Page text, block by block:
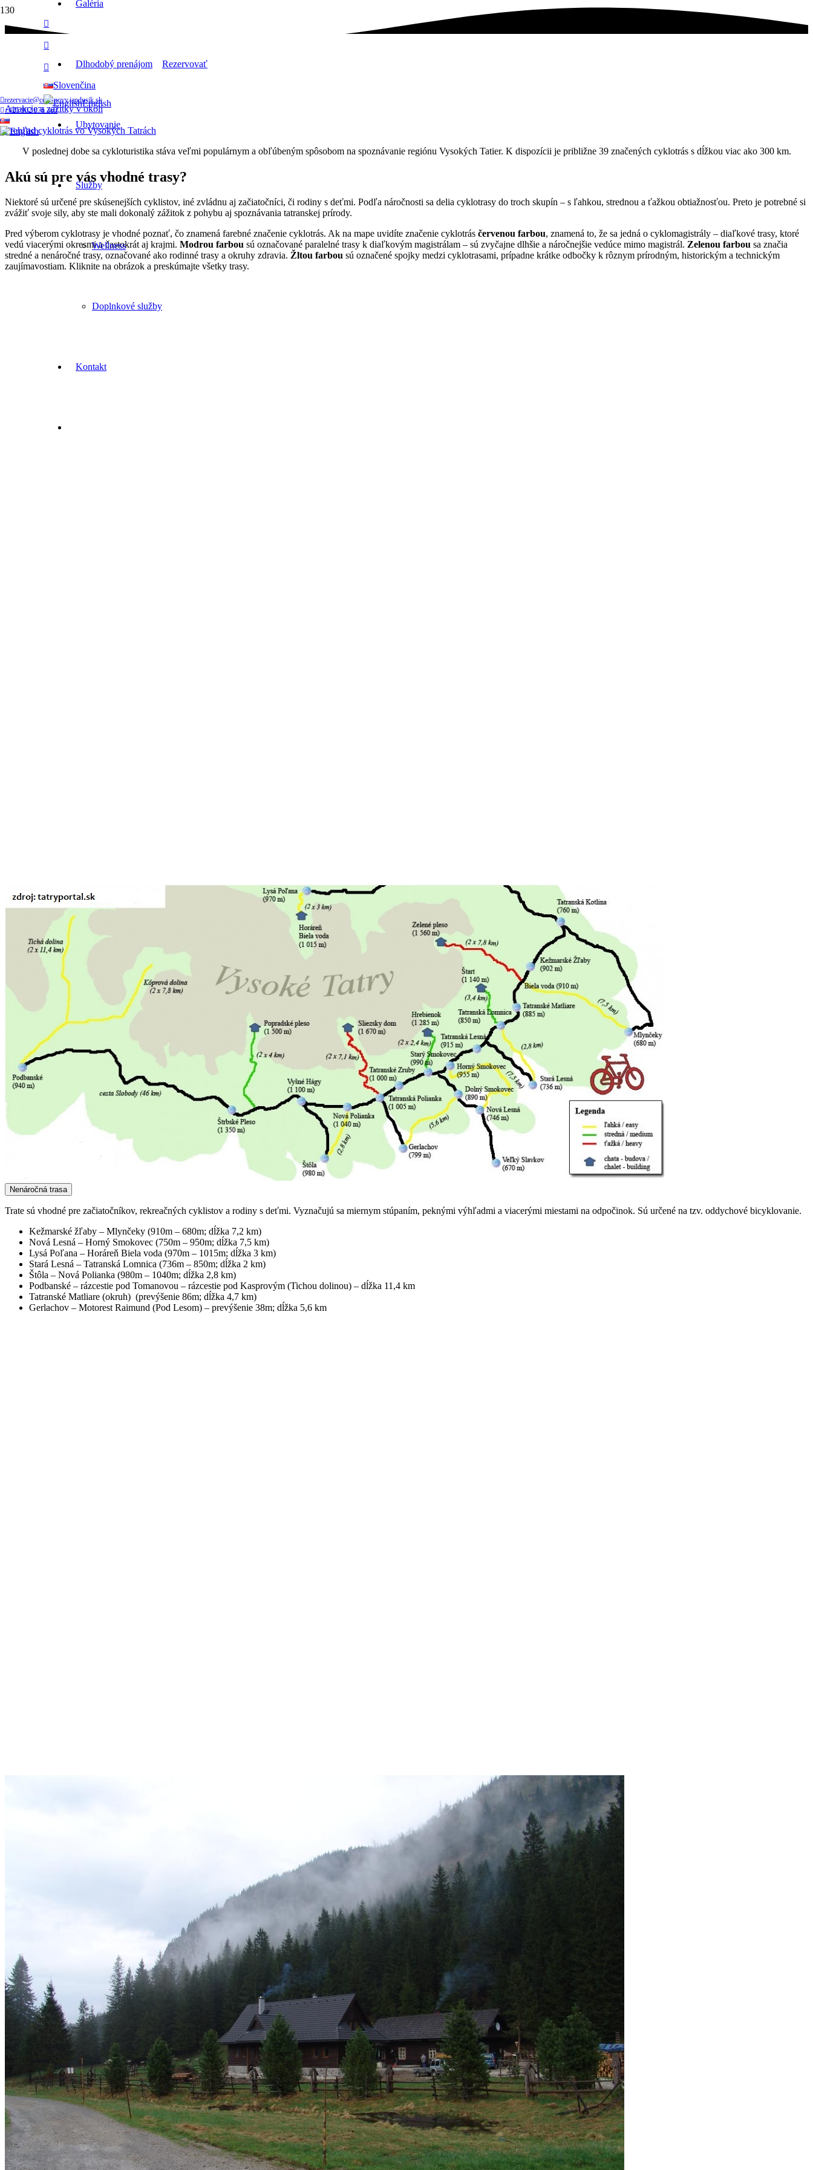
Slovenčina
English
Galéria
Dlhodobý prenájom
Ubytovanie
Služby
Wellness
Doplnkové služby
Kontakt
Rezervovať
rezervacie@ceresnovy.jandusik.sk
+421 902 976 363
Prehľad cyklotrás vo Vysokých Tatrách
Atrakcie a zážitky v okolí
Prehľad cyklotrás vo Vysokých Tatrách
V poslednej dobe sa cykloturistika stáva veľmi populárnym a obľúbeným spôsobom na spoznávanie regiónu Vysokých Tatier. K dispozícii je približne 39 značených cyklotrás s dĺžkou viac ako 300 km.
Akú sú pre vás vhodné trasy?
Niektoré sú určené pre skúsenejších cyklistov, iné zvládnu aj začiatočníci, či rodiny s deťmi. Podľa náročnosti sa delia cyklotrasy do troch skupín – s ľahkou, strednou a ťažkou obtiažnosťou. Preto je potrebné si
zvážiť svoje sily, aby ste mali dokonalý zážitok z pohybu aj spoznávania tatranskej prírody.
Pred výberom cyklotrasy je vhodné poznať, čo znamená farebné značenie cyklotrás. Ak na mape uvidíte značenie cyklotrás červenou farbou, znamená to, že sa jedná o cyklomagistrály – diaľkové trasy, ktoré
vedú viacerými okresmi a častokrát aj krajmi. Modrou farbou sú označované paralelné trasy k diaľkovým magistrálam – sú zvyčajne dlhšie a náročnejšie vedúce mimo magistrál. Zelenou farbou sa značia
stredné a nenáročné trasy, označované ako rodinné trasy a okruhy zdravia. Žltou farbou sú označené spojky medzi cyklotrasami, prípadne krátke odbočky k rôznym prírodným, historickým a technickým
zaujímavostiam. Kliknite na obrázok a preskúmajte všetky trasy.
Nenáročná trasa
Trate sú vhodné pre začiatočníkov, rekreačných cyklistov a rodiny s deťmi. Vyznačujú sa miernym stúpaním, peknými výhľadmi a viacerými miestami na odpočinok. Sú určené na tzv. oddychové bicyklovanie.
Kežmarské žľaby – Mlynčeky (910m – 680m; dĺžka 7,2 km)
Nová Lesná – Horný Smokovec (750m – 950m; dĺžka 7,5 km)
Lysá Poľana – Horáreň Biela voda (970m – 1015m; dĺžka 3 km)
Stará Lesná – Tatranská Lomnica (736m – 850m; dĺžka 2 km)
Štôla – Nová Polianka (980m – 1040m; dĺžka 2,8 km)
Podbanské – rázcestie pod Tomanovou – rázcestie pod Kasprovým (Tichou dolinou) – dĺžka 11,4 km
Tatranské Matliare (okruh) (prevýšenie 86m; dĺžka 4,7 km)
Gerlachov – Motorest Raimund (Pod Lesom) – prevýšenie 38m; dĺžka 5,6 km